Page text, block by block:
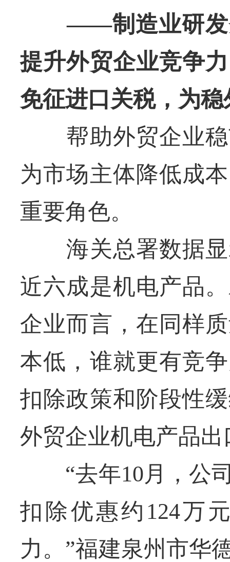
——制造业研发费
提升外贸企业竞争
免征进口关税，为
帮助外贸企业稳
为市场主体降低成
重要角色。
海关总署数据显
近六成是机电产品
企业而言，在同样
本低，谁就更有竞
扣除政策和阶段性
外贸企业机电产品
“去年10月，公司
扣除优惠约124万
力。”福建泉州市华